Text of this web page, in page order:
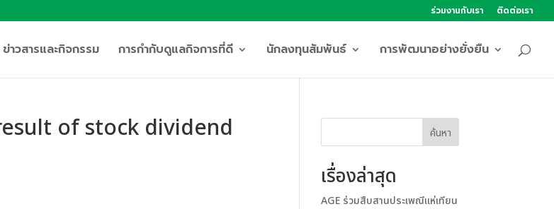
ร่วมงานกับเรา ติดต่อเรา
ข่าวสารและกิจกรรม การกำกับดูแลกิจการที่ดี นักลงทุนสัมพันธ์ การพัฒนาอย่างยั่งยืน
of stock dividend ค้นหา
เรื่องล่าสุด
AGE ร่วมสืบสานประเพณีแห่เทียน